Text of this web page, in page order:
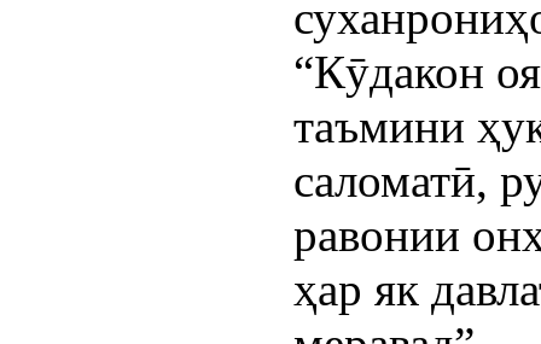
“Кӯдакон
таъмини
саломатӣ,
равонии
ҳар як